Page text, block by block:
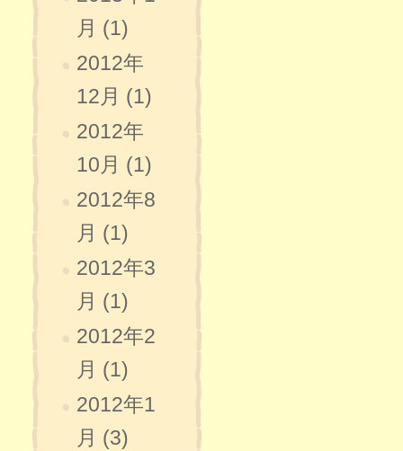
月 (1)
2012年
12月 (1)
2012年
10月 (1)
2012年8
月 (1)
2012年3
月 (1)
2012年2
月 (1)
2012年1
月 (3)